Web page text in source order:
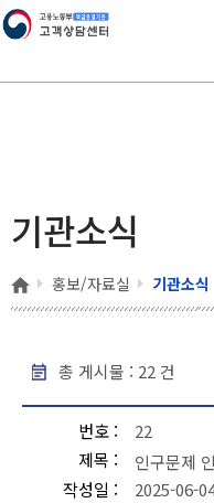
고용노동부
기관소식
홈 홍보/자료실 기관소식
총 게시물 : 22 건
번호
22
제목
인구문제
작성일
2025-06-